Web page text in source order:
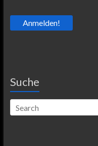
Suche